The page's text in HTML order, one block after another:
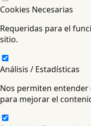
Cookies Necesarias
Requeridas para el
sitio.
Análisis / Estadísticas
Nos permiten
para mejorar el